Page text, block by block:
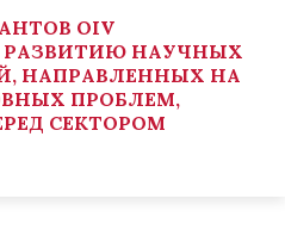
OIV
РАЗВИТИЮ НАУЧНЫХ
НАПРАВЛЕННЫХ НА
ПРОБЛЕМ,
СЕКТОРОМ